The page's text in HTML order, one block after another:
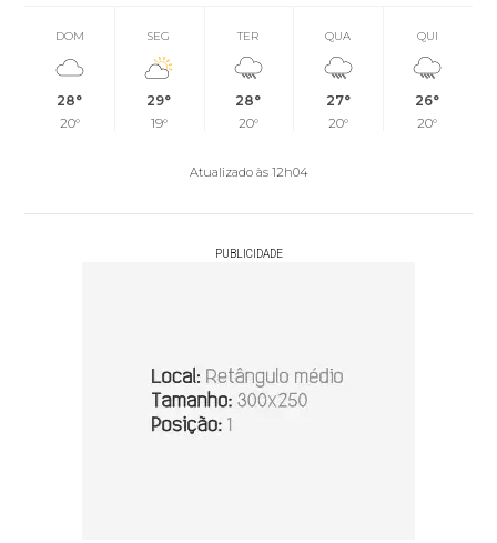
DOM
28°
20°
SEG
29°
19°
TER
28°
20°
QUA
27°
20°
QUI
26°
20°
Atualizado às 12h04
PUBLICIDADE